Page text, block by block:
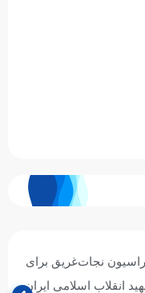
نجات‌غریق برای
انقلاب اسلامی ایران